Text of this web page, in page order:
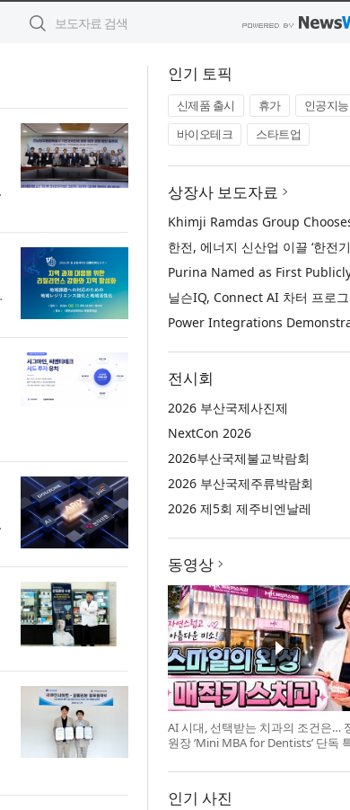
인기 토픽
신제품 출시 휴가
인공지능
바이오테크
스타트업
상장사 보도자료
전시회
2026 부산국제사진제
NextCon 2026
2026부산국제불교박람회
2026 부산국제주류박람회
2026 제5회 제주비엔날레
동영상
AI 시대, 선택받는 치과의 조건은…
원장 ‘Mini MBA for Dentists’ 단독
인기 사진